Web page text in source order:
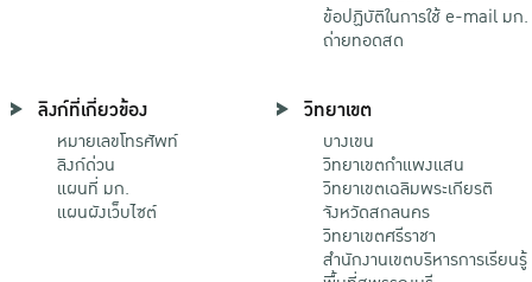
ข้อปฏิบัติในการใช้ e-mail มก.
ถ่ายทอดสด
ลิงก์ที่เกี่ยวข้อง
หมายเลขโทรศัพท์
ลิงก์ด่วน
แผนที่ มก.
แผนผังเว็บไซต์
วิทยาเขต
บางเขน
วิทยาเขตกําแพงแสน
วิทยาเขตเฉลิมพระเกียรติ
จังหวัดสกลนคร
วิทยาเขตศรีราชา
สำนักงานเขตบริหารการเรียนรู้